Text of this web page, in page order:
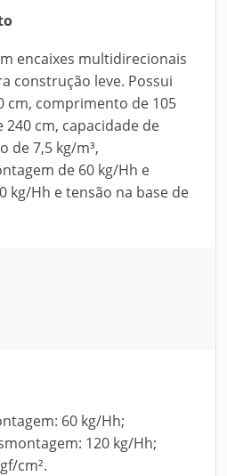
encaixes multidirecionais
construção leve. Possui
cm, comprimento de 105
240 cm, capacidade de
de 7,5 kg/m³,
de 60 kg/Hh e
kg/Hh e tensão na base de
60 kg/Hh;
120 kg/Hh;
cm².